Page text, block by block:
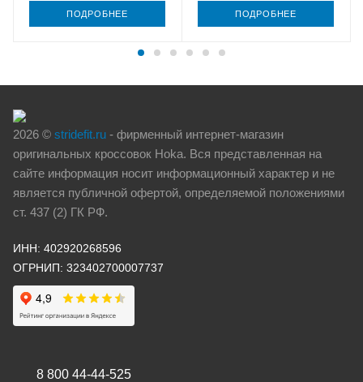
ПОДРОБНЕЕ ПОДРОБНЕЕ
2026 © stridefit.ru - фирменный интернет-магазин
оригинальных кроссовок Hoka. Вся представленная на
сайте информация носит информационный характер и не
является публичной офертой, определяемой положениями
ст. 437 (2) ГК РФ.
ИНН: 402920268596
ОГРНИП: 323402700007737
8 800 44-44-525